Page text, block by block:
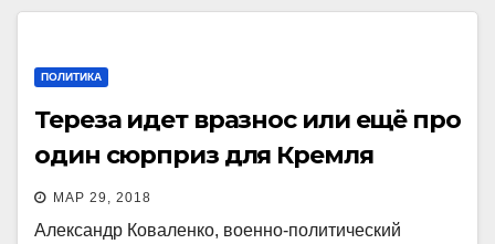
ПОЛИТИКА
Тереза идет вразнос или ещё про
один сюрприз для Кремля
МАР 29, 2018
Александр Коваленко, военно-политический